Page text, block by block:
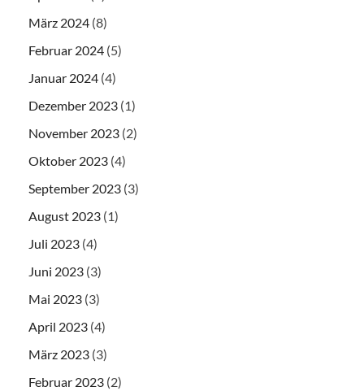
März 2024 (8)
Februar 2024 (5)
Januar 2024 (4)
Dezember 2023 (1)
November 2023 (2)
Oktober 2023 (4)
September 2023 (3)
August 2023 (1)
Juli 2023 (4)
Juni 2023 (3)
Mai 2023 (3)
April 2023 (4)
März 2023 (3)
Februar 2023 (2)